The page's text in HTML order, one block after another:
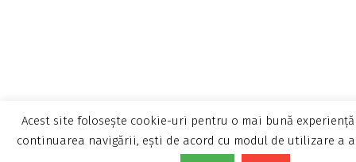
Acest site folosește cookie-uri pentru o mai bună
continuarea navigării, ești de acord cu modul de utilizare a